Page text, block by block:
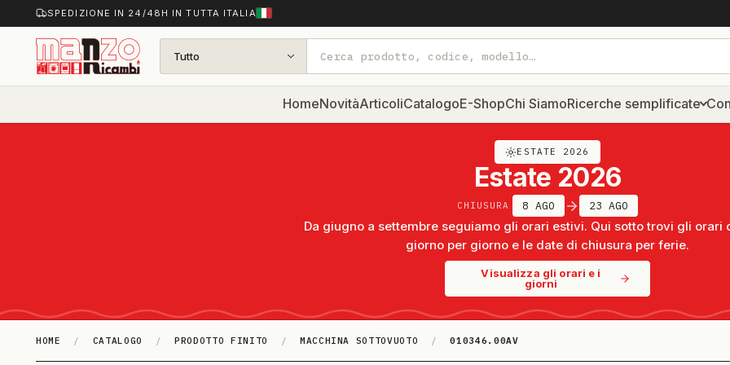
SPEDIZIONE IN 24/48H IN TUTTA ITALIA
Tutto
HomeNovitàArticoliCatalogoE-ShopChi SiamoRicerche semplificate
ESTATE 2026
Estate 2026
CHIUSURA 8 AGO 23 AGO
Da giugno a settembre seguiamo gli orari estivi. Qui sotto trovi gli orari
giorno per giorno e le date di chiusura per ferie.
Visualizza gli orari e i
giorni
HOME / CATALOGO / PRODOTTO FINITO / MACCHINA SOTTOVUOTO / 010346.00AV